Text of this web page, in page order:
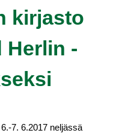
kirjasto
Herlin -
7. 6.2017 neljässä